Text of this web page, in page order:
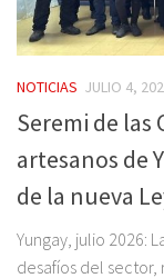
NOTICIAS JULIO 4,
Seremi de las
artesanos de
de la nueva
Yungay, julio 2026:
desafíos del